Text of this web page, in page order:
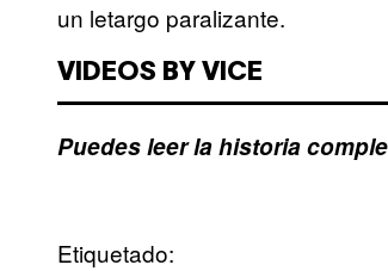
un letargo paralizante.
VIDEOS BY VICE
Puedes leer la historia
Etiquetado: